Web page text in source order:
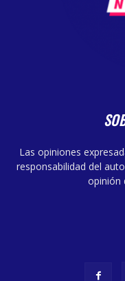
Las opiniones
responsabilidad del
opinión